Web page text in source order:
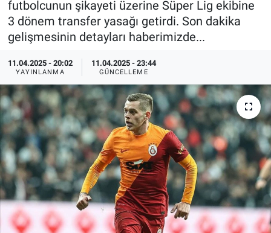
futbolcunun şikayeti üzerine Süper Lig ekibine
3 dönem transfer yasağı getirdi. Son dakika
gelişmesinin detayları haberimizde...
11.04.2025 - 20:02
YAYINLANMA
11.04.2025 - 23:44
GÜNCELLEME
Özel Haberler
Yazarlar
Dünya
Medya
Özel Haberler
Kadın
Erişim Bilgileri
Sağlık
Teknoloji
Ramazan
Haber Arşivi